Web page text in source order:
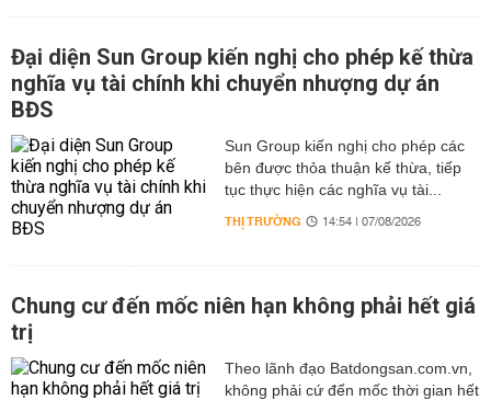
Đại diện Sun Group kiến nghị cho phép kế thừa
nghĩa vụ tài chính khi chuyển nhượng dự án
BĐS
Sun Group kiến nghị cho phép các
bên được thỏa thuận kế thừa, tiếp
tục thực hiện các nghĩa vụ tài...
THỊ TRƯỜNG 14:54 | 07/08/2026
Chung cư đến mốc niên hạn không phải hết giá
trị
Theo lãnh đạo Batdongsan.com.vn,
không phải cứ đến mốc thời gian hết